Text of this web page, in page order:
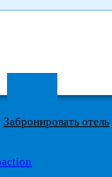
Забронировать отель